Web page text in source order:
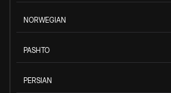
NORWEGIAN
PASHTO
PERSIAN